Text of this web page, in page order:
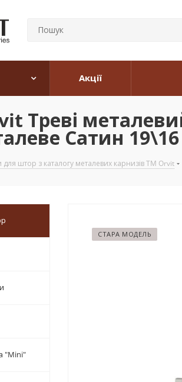
Акції
Треві
Сатин
штор з каталогу металевих карнизів TM Orvit
СТАРА МОДЕЛЬ
"Mini"